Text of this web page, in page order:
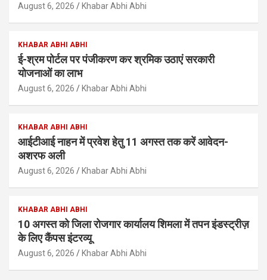
August 6, 2026 Khabar Abhi Abhi
KHABAR ABHI ABHI
ई-श्रम पोर्टल पर पंजीकरण कर श्रमिक उठाएं सरकारी
योजनाओं का लाभ
August 6, 2026 Khabar Abhi Abhi
KHABAR ABHI ABHI
आईटीआई नाहन में प्रवेश हेतु 11 अगस्त तक करें आवेदन-
अशरफ अली
August 6, 2026 Khabar Abhi Abhi
KHABAR ABHI ABHI
10 अगस्त को जिला रोजगार कार्यालय शिमला में तपन इंडस्ट्रीज़
के लिए कैंपस इंटरव्यू
August 6, 2026 Khabar Abhi Abhi